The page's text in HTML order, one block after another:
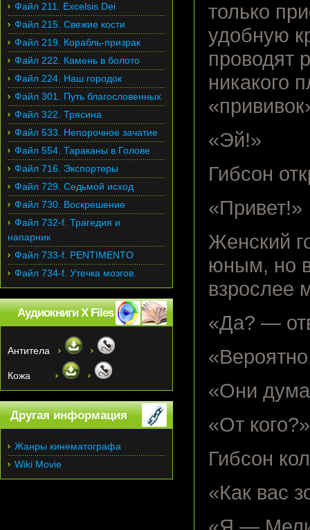
только
удобную
проводят
никакого
«Эй!»
Гибсон
«Привет!»
Женский
юным, но
взрослее
«Да? —
«Они
«От кого?»
Гибсон
«Как вас
Файл 211. Excelsis Dei
Файл 215. Свежие кости
Файл 219. Корабль-призрак
Файл 222. Камень в болото
Файл 224. Наш городок
Файл 301. Путь благословенных
Файл 322. Трясина
Файл 533. Непорочное зачатие
Файл 554. Тараканы в Голове
Файл 716. Экспортеры
Файл 729. Седьмой исход
Файл 730. Воскрешение
Файл 732-f. Трагедия и
напарник
Файл 733-f. PENTIMENTO
Файл 734-f. Утечка мозгов.
Аудиокниги X Files
Антитела
Кожа
Другая информация
Жанры кинематографа
Wiki Movie